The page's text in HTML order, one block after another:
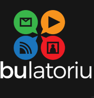
content